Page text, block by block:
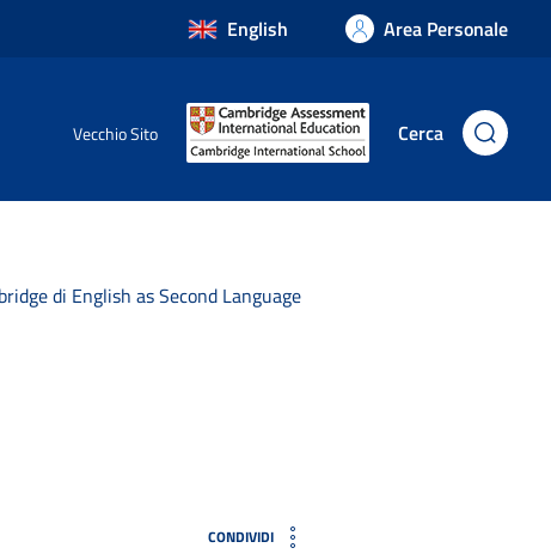
English Area Personale
Vecchio Sito Cerca
di English as Second Language
CONDIVIDI